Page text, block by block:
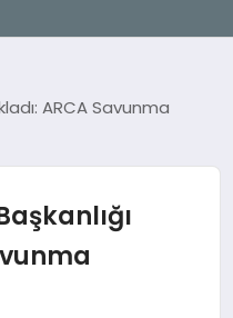
ARCA Savunma